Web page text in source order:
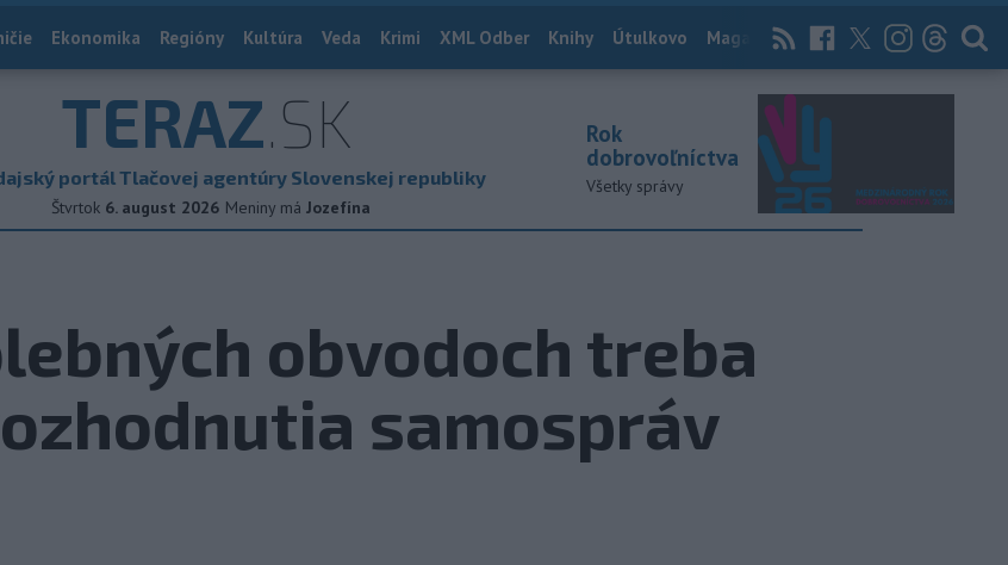
Ekonomika Regióny Kultúra Veda Krimi XML Odber Knihy Útulkovo Magazín News Now Archív
TERAZ.SK
portál Tlačovej agentúry Slovenskej republiky
Štvrtok 6. august 2026 Meniny má Jozefína
Rok
dobrovoľníctva
Všetky správy
obvodoch treba
samospráv